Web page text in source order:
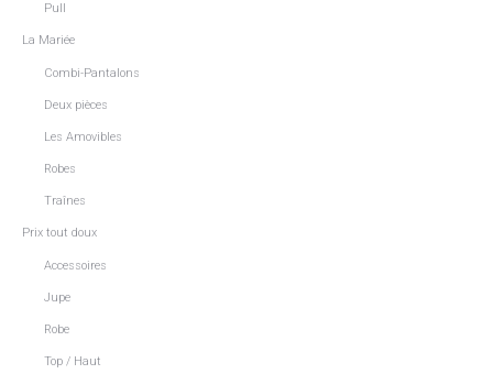
Pull
La Mariée
Combi-Pantalons
Deux pièces
Les Amovibles
Robes
Traînes
Prix tout doux
Accessoires
Jupe
Robe
Top / Haut